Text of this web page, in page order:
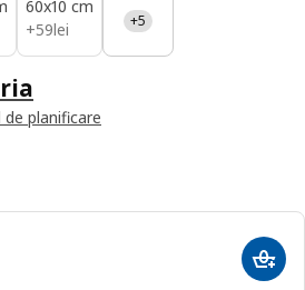
60x10 cm
+59lei
59lei +5
planificare